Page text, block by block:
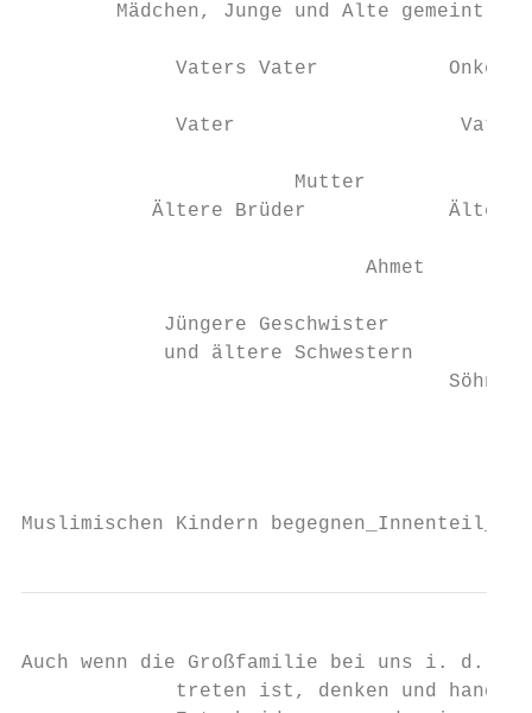
        Mädchen, Junge und Alte gemeint.
Vaters Vater           Onkel
Vater
                       Mutter
Ältere Brüder
                             Ahmet
            Jüngere Geschwister
            und ältere Schwestern
                                    Söhne
Muslimischen Kindern
Auch wenn die Großfamilie bei uns i. d.
treten ist, denken und